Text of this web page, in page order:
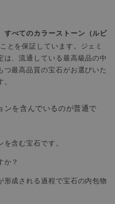
すべてのカラーストーン（ルビ
とを保証しています。ジェミ
は、流通している最高級品の中
つ最高品質の宝石がお選びいた
ンを含んでいるのが普通で
含む宝石です。
か？
形成される過程で宝石の内包物